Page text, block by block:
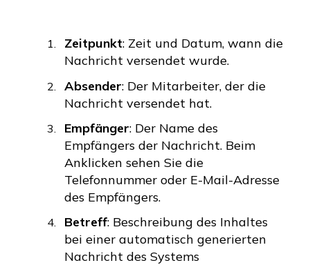
Zeitpunkt: Zeit und Datum, wann die
Nachricht versendet wurde.
Absender: Der Mitarbeiter, der die
Nachricht versendet hat.
Empfänger: Der Name des
Empfängers der Nachricht. Beim
Anklicken sehen Sie die
Telefonnummer oder E-Mail-Adresse
des Empfängers.
Betreff: Beschreibung des Inhaltes
bei einer automatisch generierten
Nachricht des Systems